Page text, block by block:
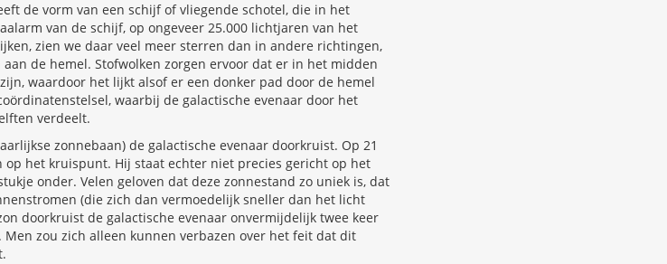
de vorm van een schijf of vliegende schotel, die in het
van de schijf, op ongeveer 25.000 lichtjaren van het
zien we daar veel meer sterren dan in andere richtingen,
de hemel. Stofwolken zorgen ervoor dat er in het midden
waardoor het lijkt alsof er een donker pad door de hemel
waarbij de galactische evenaar door het
verdeelt.
zonnebaan) de galactische evenaar doorkruist. Op 21
op het kruispunt. Hij staat echter niet precies gericht op het
onder. Velen geloven dat deze zonnestand zo uniek is, dat
(die zich dan vermoedelijk sneller dan het licht
doorkruist de galactische evenaar onvermijdelijk twee keer
zou zich alleen kunnen verbazen over het feit dat dit